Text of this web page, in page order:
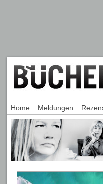
Home Meldungen